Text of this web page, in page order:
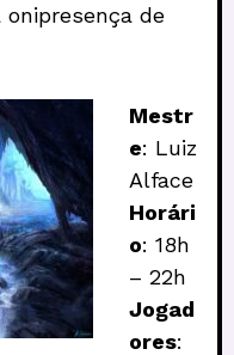
onipresença de
Mestr
e: Luiz
Alface
Horári
o: 18h
– 22h
Jogad
ores: